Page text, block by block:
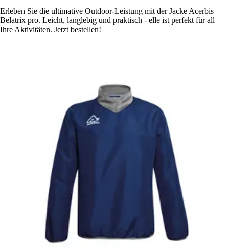
Erleben Sie die ultimative Outdoor-Leistung mit der Jacke Acerbis
Belatrix pro. Leicht, langlebig und praktisch - elle ist perfekt für all
Ihre Aktivitäten. Jetzt bestellen!